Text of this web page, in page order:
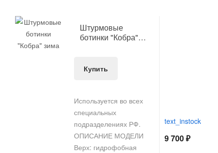
Штурмовые
ботинки "Кобра"
Купить
Используется во всех
специальных
подразделениях РФ.
ОПИСАНИЕ МОДЕЛИ
Верх: гидрофобная
text_instock
9 700 ₽